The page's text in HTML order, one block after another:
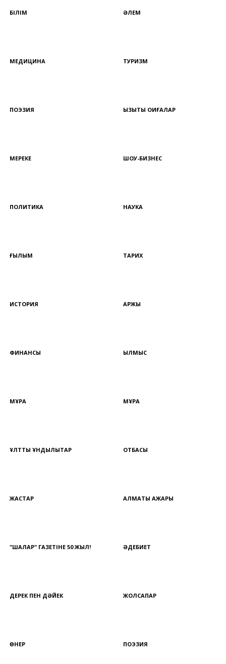
БІЛІМ ӘЛЕМ
МЕДИЦИНА ТУРИЗМ
ПОЭЗИЯ ҚЫЗЫҚТЫ ОҚИҒАЛАР
МЕРЕКЕ ШОУ-БИЗНЕС
ПОЛИТИКА НАУКА
ҒЫЛЫМ ТАРИХ
ИСТОРИЯ ҚАРЖЫ
ФИНАНСЫ ҚЫЛМЫС
МҰРА МҰРА
ҰЛТТЫҚ ҚҰНДЫЛЫҚТАР ОТБАСЫ
ЖАСТАР АЛМАТЫ АЖАРЫ
"ШАЛҚАР" ГАЗЕТІНЕ 50 ЖЫЛ! ӘДЕБИЕТ
ДЕРЕК ПЕН ДӘЙЕК ЖОЛСАПАР
ӨНЕР ПОЭЗИЯ